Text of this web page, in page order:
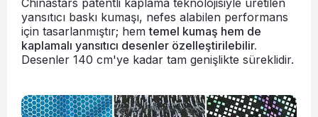
Chinastars patentli kaplama teknolojisiyle üretilen
yansıtıcı baskı kumaşı, nefes alabilen performans
için tasarlanmıştır; hemtemel kumaş hem de
kaplamalı yansıtıcı desenler özelleştirilebilir.
Desenler 140 cm'ye kadar tam genişlikte süreklidir.